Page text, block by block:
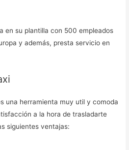
en su plantilla con 500 empleados
y además, presta servicio en
una herramienta muy util y comoda
a la hora de trasladarte
siguientes ventajas: